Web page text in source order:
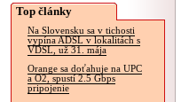
Top články
Na Slovensku sa v tichosti
vypína ADSL v lokalitách s
VDSL, už 31. mája
Orange sa doťahuje na UPC
a O2, spustí 2.5 Gbps
pripojenie